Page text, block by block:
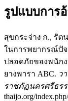
รูปแบบการอ้
สุขกระจ่าง ก., รัต
ในการพยากรณ์ปั
ปลอดภัยของพนัก
ยางพารา ABC. ว
ราชภัฏนครศรีธร
thaijo.org/